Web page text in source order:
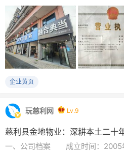
企业黄页
玩慈利网 Lv.9
慈利县金地物业：深耕本土二十
一、公司档案 成立时间：